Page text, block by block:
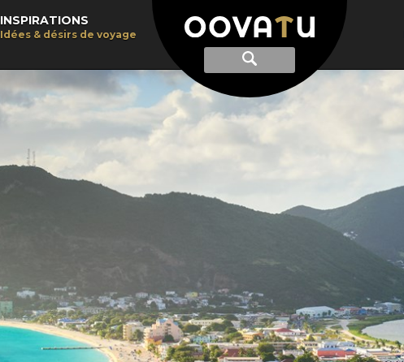
Afficher
recherche
Recherche
INSPIRATIONS
Idées & désirs de voyage